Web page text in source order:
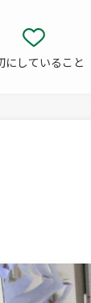
にしていること